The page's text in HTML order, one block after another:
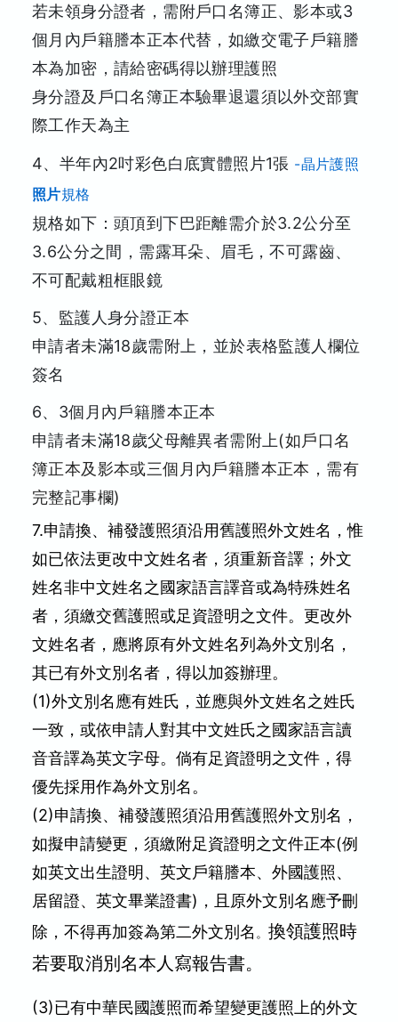
若未領身分證者，需附戶口名簿正、影本或3
個月內戶籍謄本正本代替，如繳交電子戶籍謄
本為加密，請給密碼得以辦理護照
身分證及戶口名簿正本驗畢退還須以外交部實
際工作天為主
4、半年內2吋彩色白底實體照片1張 -晶片護照
照片規格
規格如下：頭頂到下巴距離需介於3.2公分至
3.6公分之間，需露耳朵、眉毛，不可露齒、
不可配戴粗框眼鏡
5、監護人身分證正本
申請者未滿18歲需附上，並於表格監護人欄位
簽名
6、3個月內戶籍謄本正本
申請者未滿18歲父母離異者需附上(如戶口名
簿正本及影本或三個月內戶籍謄本正本，需有
完整記事欄)
7.申請換、補發護照須沿用舊護照外文姓名，惟
如已依法更改中文姓名者，須重新音譯；外文
姓名非中文姓名之國家語言譯音或為特殊姓名
者，須繳交舊護照或足資證明之文件。更改外
文姓名者，應將原有外文姓名列為外文別名，
其已有外文別名者，得以加簽辦理。
(1)外文別名應有姓氏，並應與外文姓名之姓氏
一致，或依申請人對其中文姓氏之國家語言讀
音音譯為英文字母。倘有足資證明之文件，得
優先採用作為外文別名。
(2)申請換、補發護照須沿用舊護照外文別名，
如擬申請變更，須繳附足資證明之文件正本(例
如英文出生證明、英文戶籍謄本、外國護照、
居留證、英文畢業證書) ，且原外文別名應予刪
除，不得再加簽為第二外文別名 。 換領護照時
若要取消別名本人寫報告書。
(3)已有中華民國護照而希望變更護照上的外文